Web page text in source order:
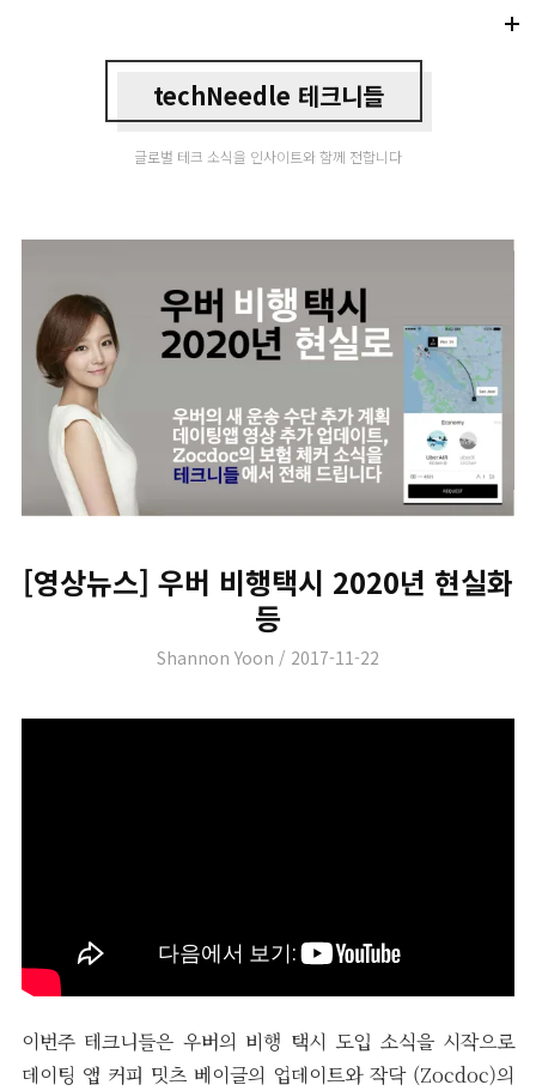
techNeedle 테크니들
글로벌 테크 소식을 인사이트와 함께 전합니다
[영상뉴스] 우버 비행택시 2020년 현실화
등
Author
Shannon Yoon
Posted
2017-11-22
이번주 테크니들은 우버의 비행 택시 도입 소식을 시작으로
데이팅 앱 커피 밋츠 베이글의 업데이트와 작닥 (Zocdoc)의